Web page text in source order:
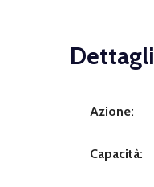
Dettagli
Azione:
Capacità: